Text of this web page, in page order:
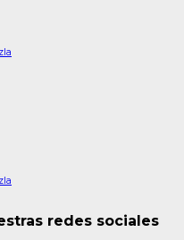
redes sociales